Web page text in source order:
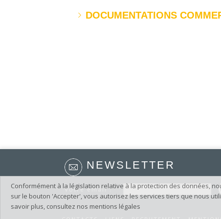
DOCUMENTATIONS
NEWSLETTER
Votre email :
Conformément à la législation relative à la protection des données,
sur le bouton 'Accepter', vous autorisez les services tiers que nous
savoir plus, consultez nos mentions légales